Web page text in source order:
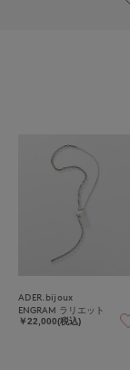
ADER.bijoux
ENGRAM ラリエット
￥22,000(税込)